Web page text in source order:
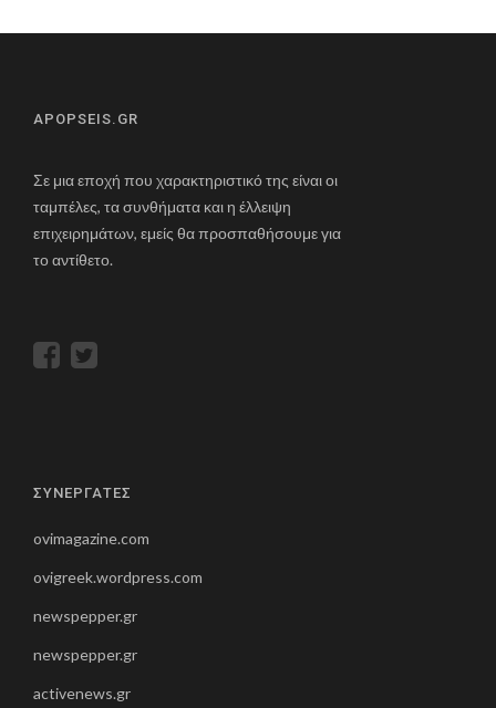
APOPSEIS.GR
Σε μια εποχή που χαρακτηριστικό της είναι οι
ταμπέλες, τα συνθήματα και η έλλειψη
επιχειρημάτων, εμείς θα προσπαθήσουμε για
το αντίθετο.
ΣΥΝΕΡΓΑΤΕΣ
ovimagazine.com
ovigreek.wordpress.com
newspepper.gr
newspepper.gr
activenews.gr